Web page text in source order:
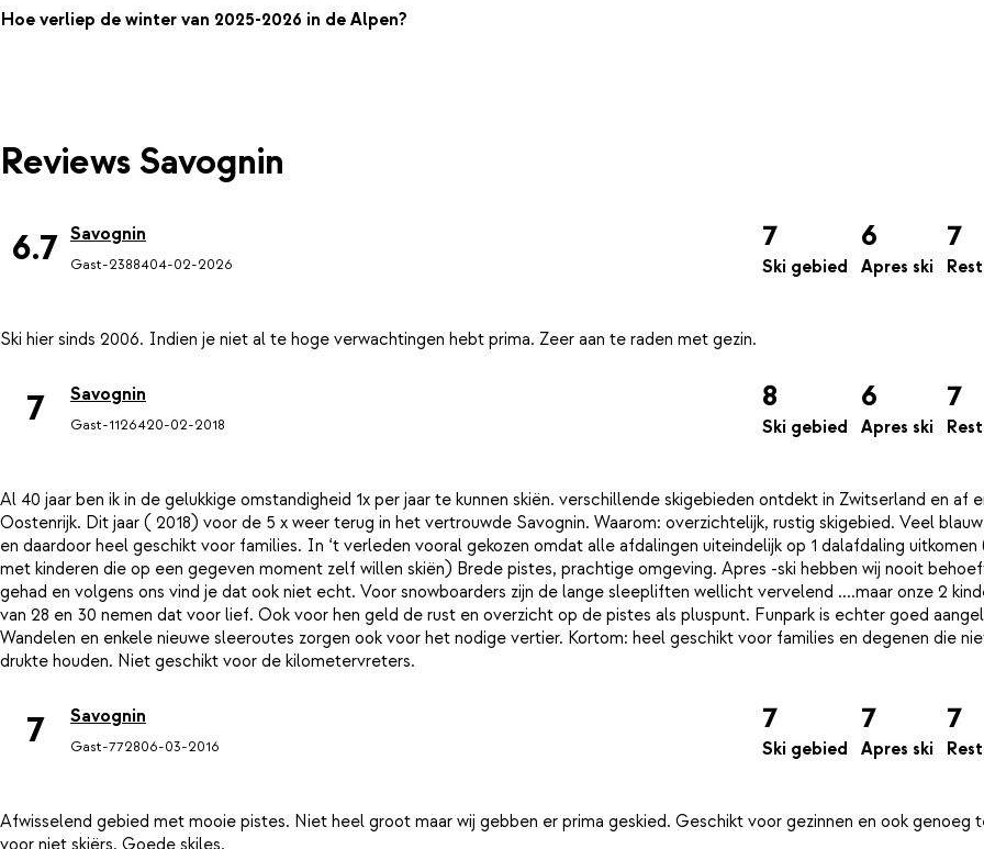
Hoe verliep de winter van 2025-2026 in de Alpen?
Reviews Savognin
6.7 Savognin
Gast-2388404-02-2026
7
Ski gebied
6
Apres ski
7
7 Savognin
Gast-1126420-02-2018
8
Ski gebied
6
Apres ski
7
Al 40 jaar ben ik in de gelukkige omstandigheid 1x per jaar te kunnen skiën. verschillende skigebieden ontdekt in Zwitserland en af
Oostenrijk. Dit jaar ( 2018) voor de 5 x weer terug in het vertrouwde Savognin. Waarom: overzichtelijk, rustig skigebied. Veel
en daardoor heel geschikt voor families. In ‘t verleden vooral gekozen omdat alle afdalingen uiteindelijk op 1 dalafdaling uitkomen
met kinderen die op een gegeven moment zelf willen skiën) Brede pistes, prachtige omgeving. Apres -ski hebben wij nooit
gehad en volgens ons vind je dat ook niet echt. Voor snowboarders zijn de lange sleepliften wellicht vervelend ....maar onze 2
van 28 en 30 nemen dat voor lief. Ook voor hen geld de rust en overzicht op de pistes als pluspunt. Funpark is echter goed
Wandelen en enkele nieuwe sleeroutes zorgen ook voor het nodige vertier. Kortom: heel geschikt voor families en degenen die
7 Savognin
Gast-772806-03-2016
7
Ski gebied
7
Apres ski
7
Afwisselend gebied met mooie pistes. Niet heel groot maar wij gebben er prima geskied. Geschikt voor gezinnen en ook genoeg